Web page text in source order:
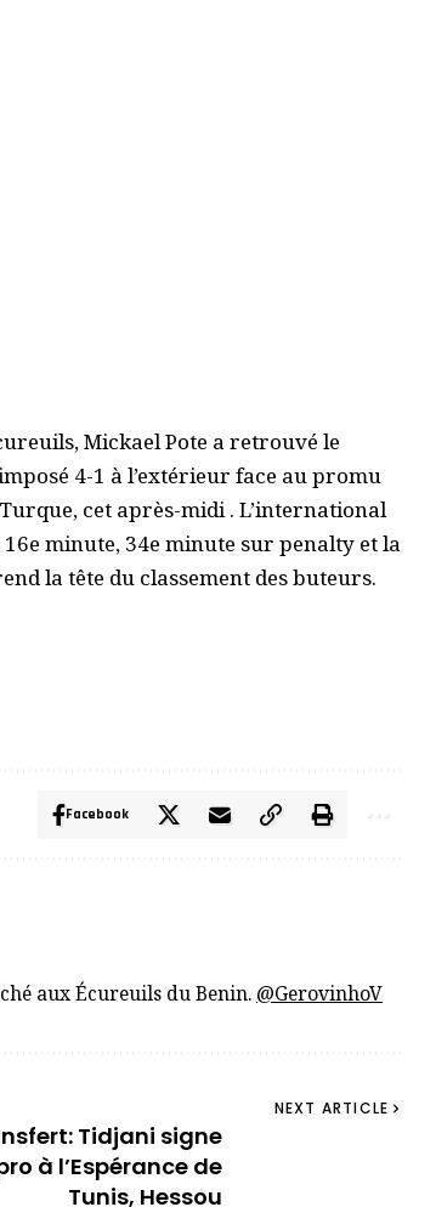
Mickael Pote a retrouvé le
4-1 à l’extérieur face au promu
cet après-midi . L’international
minute, 34e minute sur penalty et la
la tête du classement des buteurs.
Facebook
aux Écureuils du Benin. @GerovinhoV
NEXT ARTICLE
Tidjani signe
à l’Espérance de
Tunis, Hessou